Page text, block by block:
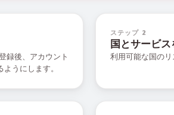
録後、アカウント
うにします。
ステップ 2
国とサービ
利用可能な国のリ